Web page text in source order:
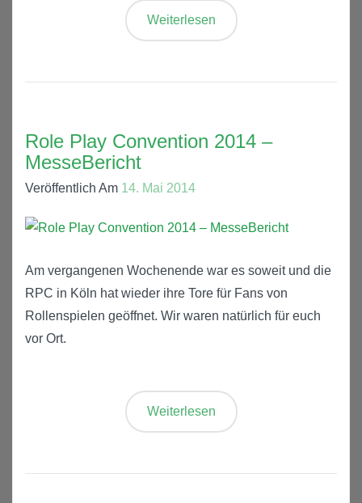
Weiterlesen
Role Play Convention 2014 –
MesseBericht
Veröffentlich Am 14. Mai 2014
Am vergangenen Wochenende war es soweit und die
RPC in Köln hat wieder ihre Tore für Fans von
Rollenspielen geöffnet. Wir waren natürlich für euch
vor Ort.
Weiterlesen